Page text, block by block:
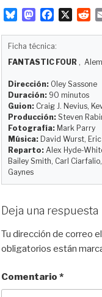
u
s
k
y
M
o
d
o
n
b
o
o
k
X
i
t
Ficha técnica:
FANTASTIC FOUR ,
Dirección: Oley Sassone
Duración: 90 minutos
Guion: Craig J. Nevius,
Producción: Steven
Fotografía: Mark Parry
Música: David Wurst,
Reparto: Alex Hyde-
Bailey Smith, Carl
Gaynes
Deja una respuesta
Tu dirección de correo
obligatorios están
Comentario *